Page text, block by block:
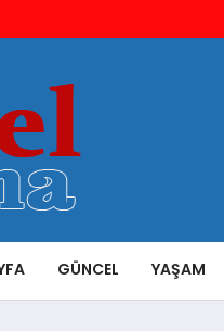
GÜNCEL YAŞAM